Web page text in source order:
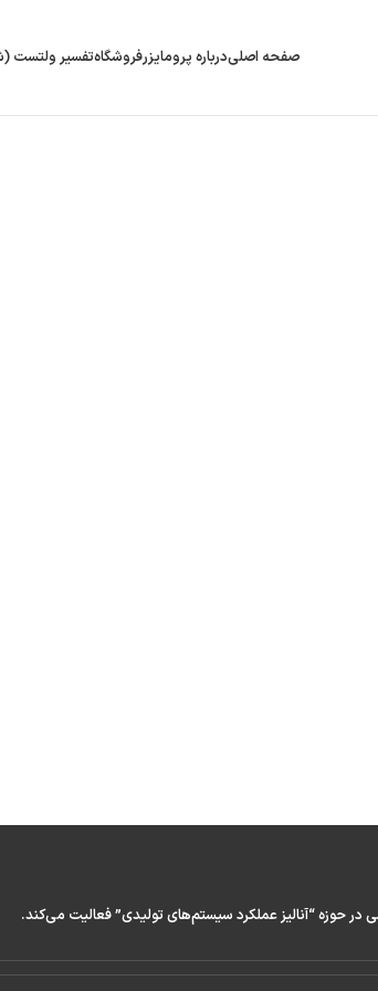
صفحه اصلیدرباره پرومایزرفروشگاهتفسیر ولتست
حوزه “آنالیز عملکرد سیستم‌های تولیدی” فعالیت می‌کند.